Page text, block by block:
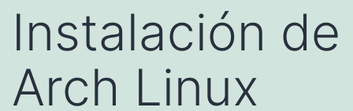
Instalación de
Arch Linux